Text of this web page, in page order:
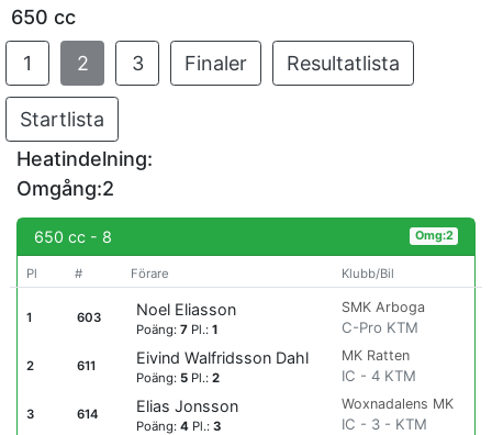
650 cc
1
2 3 Finaler Resultatlista
Startlista
Heatindelning:
Omgång:2
650 cc - 8 Omg:2
Pl # Förare Klubb/Bil
1 603 Noel Eliasson
Poäng:7 Pl.:1
SMK Arboga
C-Pro KTM
2 611 Eivind Walfridsson Dahl
Poäng: 5 Pl.:2
MK Ratten
IC - 4 KTM
3 614 Elias Jonsson
Poäng:4 Pl.:3
Woxnadalens MK
IC - 3 - KTM